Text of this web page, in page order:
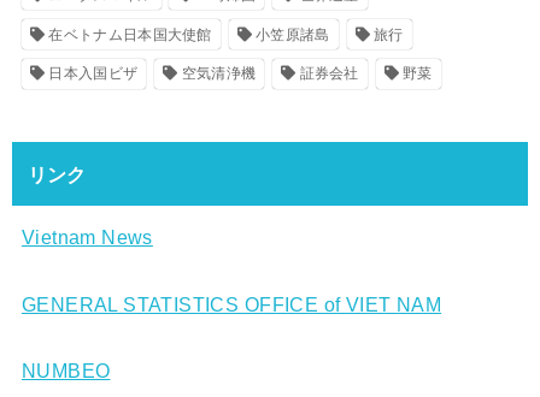
在ベトナム日本国大使館 小笠原諸島 旅行
日本入国ビザ 空気清浄機 証券会社 野菜
リンク
Vietnam News
GENERAL STATISTICS OFFICE of VIET NAM
NUMBEO